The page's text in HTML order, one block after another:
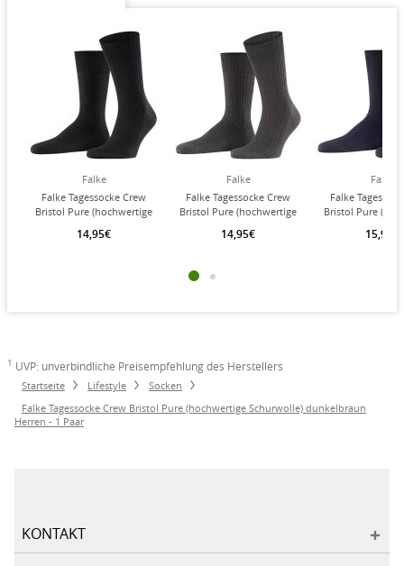
Falke
Falke Tagessocke Crew
Bristol Pure (hochwertige
Herren - 1 Paar
14,95€
Falke
Falke Tagessocke Crew
Bristol Pure (hochwertige
Herren - 1 Paar
14,95€
Falke
Falke
Bristol Pure
Herren - 1
15,95€
1 UVP: unverbindliche Preisempfehlung des Herstellers
Startseite Lifestyle
Socken
Falke Tagessocke Crew Bristol Pure (hochwertige Schurwolle) dunkelbraun
Herren - 1 Paar
KONTAKT